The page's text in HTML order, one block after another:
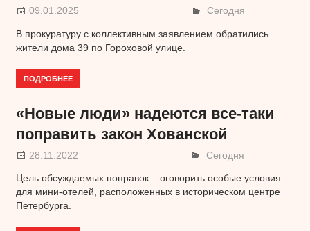
09.01.2025 Сегодня
В прокуратуру с коллективным заявлением обратились
жители дома 39 по Гороховой улице.
ПОДРОБНЕЕ
«Новые люди» надеются все-таки
поправить закон Хованской
28.11.2022 Сегодня
Цель обсуждаемых поправок – оговорить особые условия
для мини-отелей, расположенных в историческом центре
Петербурга.